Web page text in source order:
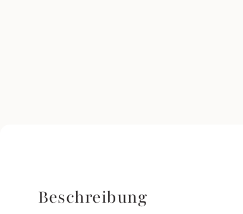
Beschreibung